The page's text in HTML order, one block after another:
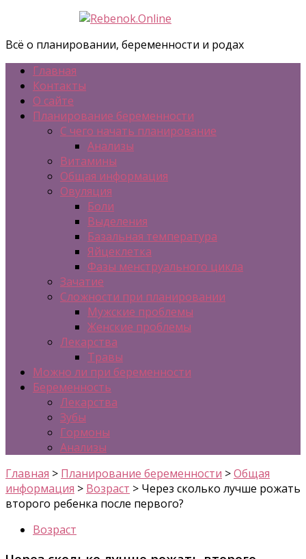
Всё о планировании, беременности и родах
Главная
Контакты
О сайте
Планирование беременности
С чего начать планирование
Анализы
Витамины
Общая информация
Овуляция
Боли
Выделения
Базальная температура
Яйцеклетка
Фазы менструального цикла
Зачатие
Сложности при планировании
Мужские проблемы
Женские проблемы
Лекарства
Травы
Можно ли при беременности
Беременность
Лекарства
Зубы
Гормоны
Анализы
Главная > Планирование беременности >Общая
информация > Возраст > Через сколько лучше рожать
второго ребенка после первого?
Возраст